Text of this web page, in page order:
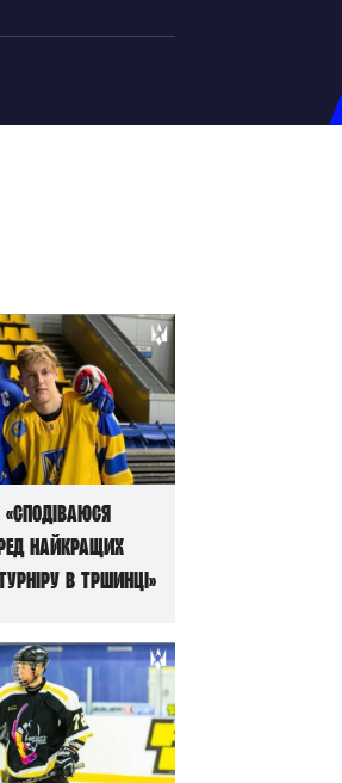
найкращих
в Тршинці»